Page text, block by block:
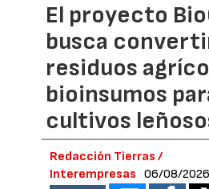
El proyecto
busca
residuos
bioinsumos
cultivos
Redacción Tierras /
Interempresas
06/08/2026